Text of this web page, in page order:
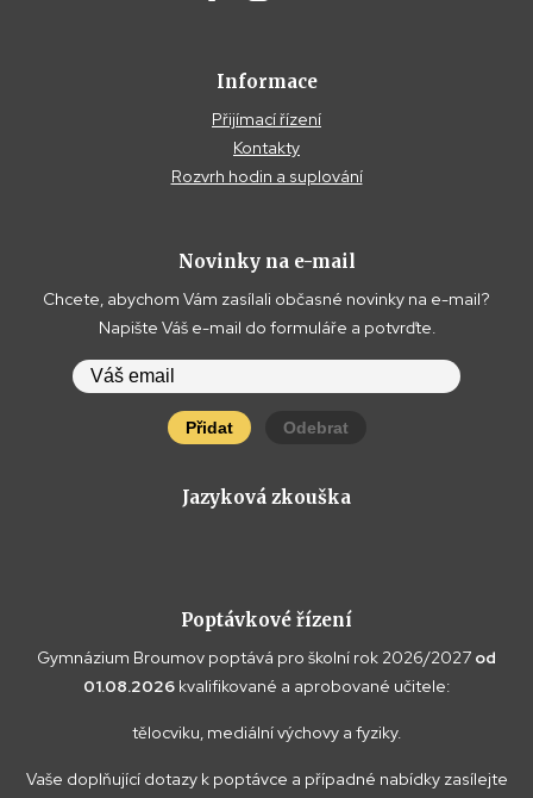
Informace
Přijímací řízení
Kontakty
Rozvrh hodin a suplování
Novinky na e-mail
Chcete, abychom Vám zasílali občasné novinky na e-mail?
Napište Váš e-mail do formuláře a potvrďte.
Přidat Odebrat
Jazyková zkouška
Poptávkové řízení
Gymnázium Broumov poptává pro školní rok 2026/2027 od
01.08.2026 kvalifikované a aprobované učitele:
tělocviku, mediální výchovy a fyziky.
Vaše doplňující dotazy k poptávce a případné nabídky zasílejte